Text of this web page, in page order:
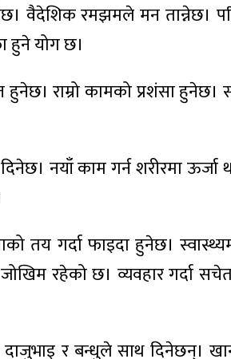
वैदेशिक रमझमले मन तान्नेछ।
हुने योग छ।
राम्रो कामको प्रशंसा हुनेछ।
नयाँ काम गर्न शरीरमा ऊर्जा
तय गर्दा फाइदा हुनेछ।
रहेको छ। व्यवहार गर्दा सचेत
र बन्धुले साथ दिनेछन्।